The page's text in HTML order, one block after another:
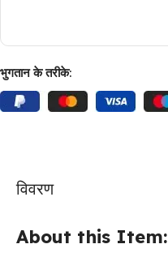
भुगतान के तरीके:
विवरण
About this Item: